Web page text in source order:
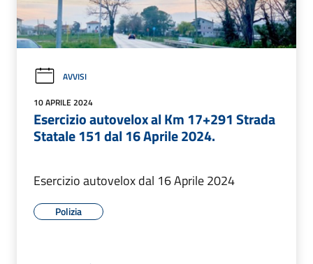
AVVISI
10 APRILE 2024
Esercizio autovelox al Km 17+291 Strada
Statale 151 dal 16 Aprile 2024.
Esercizio autovelox dal 16 Aprile 2024
Polizia